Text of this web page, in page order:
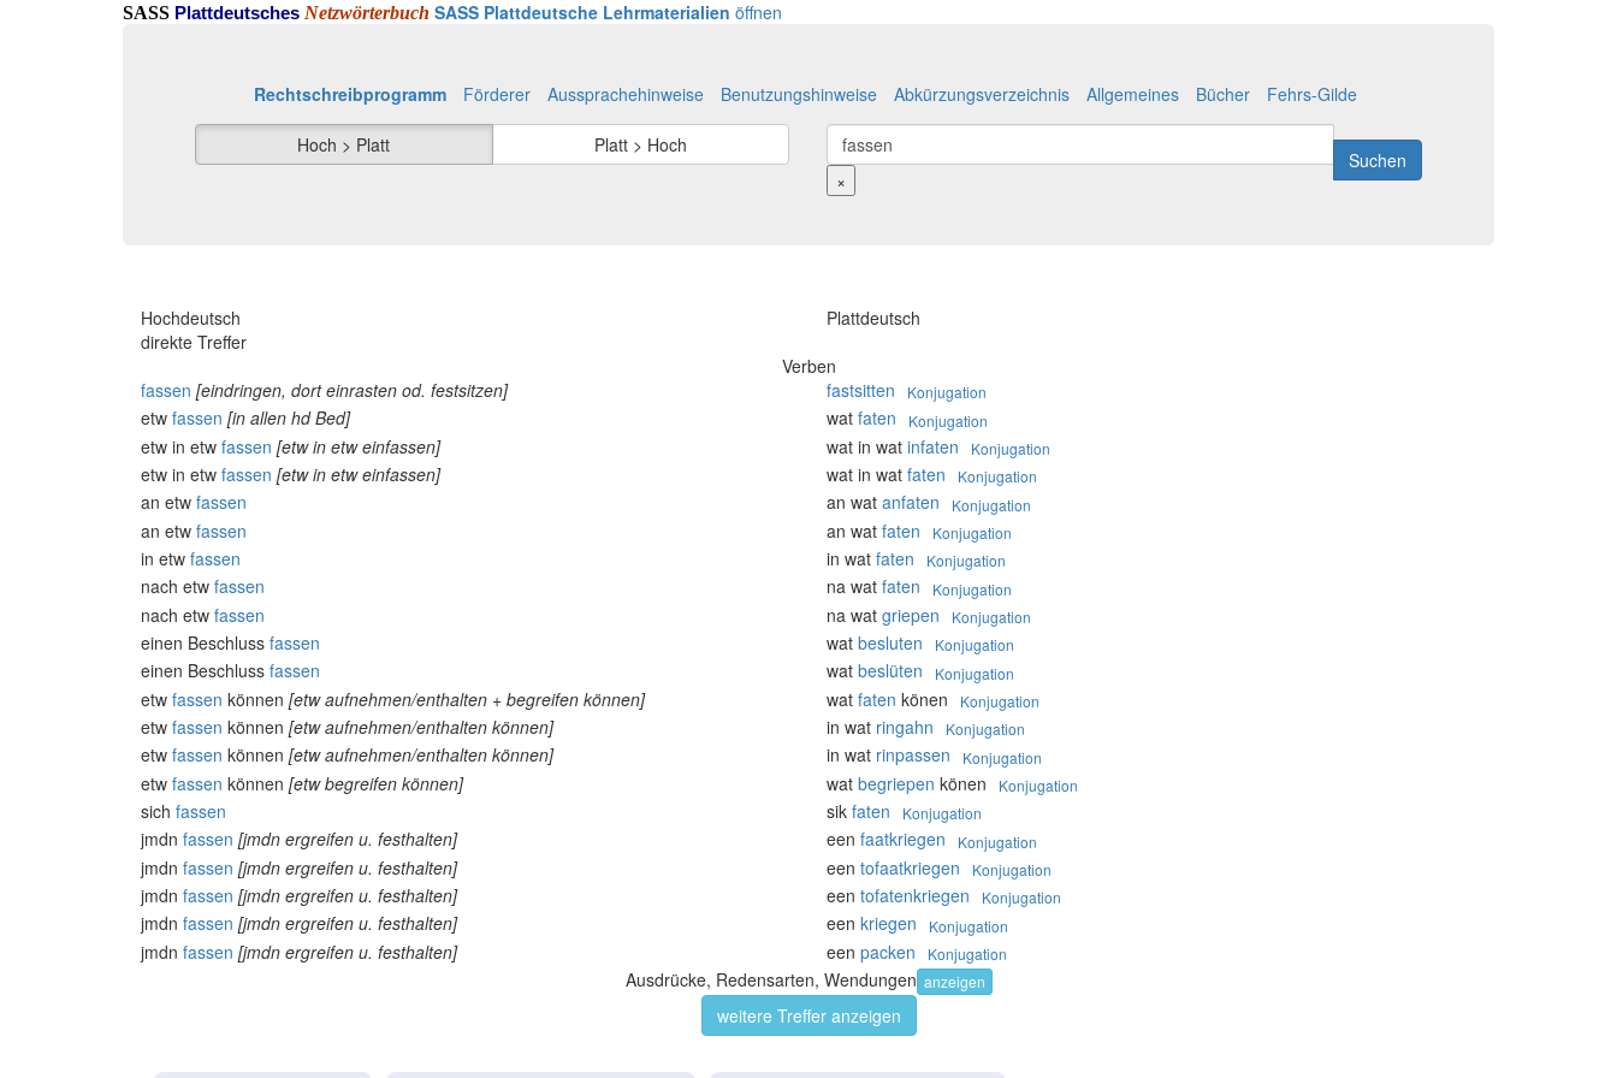
SASS Plattdeutsches Netzwörterbuch SASS Plattdeutsche Lehrmaterialien öffnen
Rechtschreibprogramm Förderer Aussprachehinweise Benutzungshinweise Abkürzungsverzeichnis Allgemeines Bücher Fehrs-Gilde
Hoch > Platt
Platt > Hoch
×
Suchen
Hochdeutsch
Plattdeutsch
direkte Treffer
Verben
fassen [eindringen, dort einrasten od. festsitzen] fastsitten Konjugation
etw fassen [in allen hd Bed] wat faten Konjugation
etw in etw fassen [etw in etw einfassen] wat in wat infaten Konjugation
etw in etw fassen [etw in etw einfassen] wat in wat faten Konjugation
an etw fassen an wat anfaten Konjugation
an etw fassen an wat faten Konjugation
in etw fassen in wat faten Konjugation
nach etw fassen na wat faten Konjugation
nach etw fassen na wat griepen Konjugation
einen Beschluss fassen wat besluten Konjugation
einen Beschluss fassen wat beslüten Konjugation
etw fassen können [etw aufnehmen/enthalten + begreifen können] wat faten könen Konjugation
etw fassen können [etw aufnehmen/enthalten können] in wat ringahn Konjugation
etw fassen können [etw aufnehmen/enthalten können] in wat rinpassen Konjugation
etw fassen können [etw begreifen können] wat begriepen könen Konjugation
sich fassen sik faten Konjugation
jmdn fassen [jmdn ergreifen u. festhalten] een faatkriegen Konjugation
jmdn fassen [jmdn ergreifen u. festhalten] een tofaatkriegen Konjugation
jmdn fassen [jmdn ergreifen u. festhalten] een tofatenkriegen Konjugation
jmdn fassen [jmdn ergreifen u. festhalten] een kriegen Konjugation
jmdn fassen [jmdn ergreifen u. festhalten] een packen Konjugation
Ausdrücke, Redensarten, Wendungen anzeigen
weitere Treffer anzeigen